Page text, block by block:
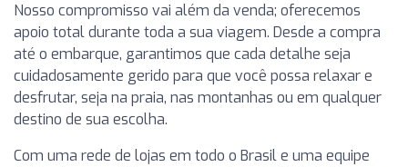
Nosso compromisso vai além da venda; oferecemos
apoio total durante toda a sua viagem. Desde a compra
até o embarque, garantimos que cada detalhe seja
cuidadosamente gerido para que você possa relaxar e
desfrutar, seja na praia, nas montanhas ou em qualquer
destino de sua escolha.
Com uma rede de lojas em todo o Brasil e uma equipe